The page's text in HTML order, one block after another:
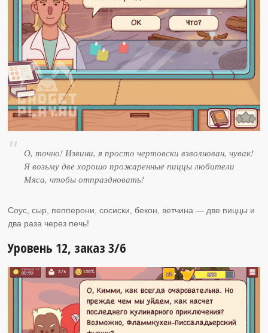
О, точно! Извини, я просто чертовски взволнован, чувак!
Я возьму две хорошо прожаренные пиццы любители
Мяса, чтобы отпраздновать!
Соус, сыр, пепперони, сосиски, бекон, ветчина — две пиццы и
два раза через печь!
Уровень 12, заказ 3/6